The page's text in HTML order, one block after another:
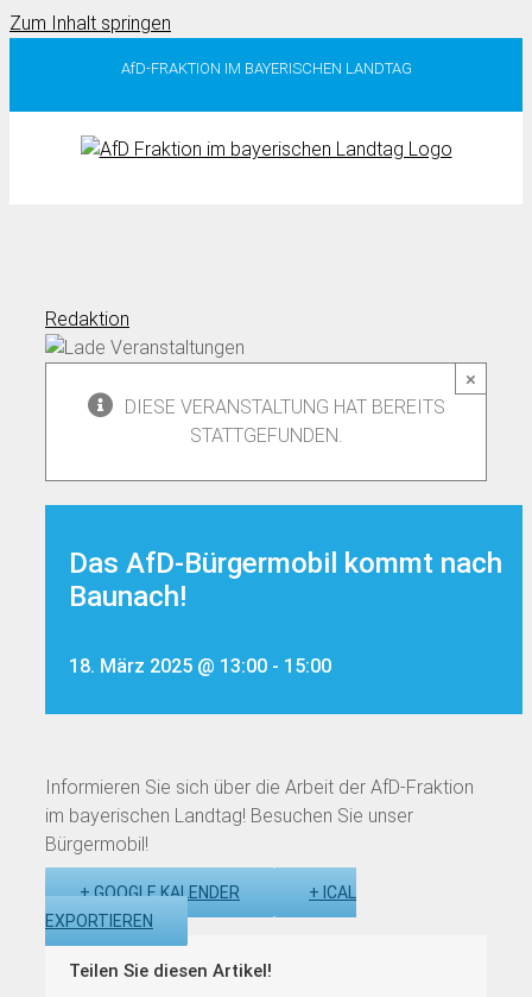
Zum Inhalt springen
AfD-FRAKTION IM BAYERISCHEN LANDTAG
Redaktion
×
DIESE VERANSTALTUNG HAT BEREITS
STATTGEFUNDEN.
Das AfD-Bürgermobil kommt nach
Baunach!
18. März 2025 @ 13:00 - 15:00
Informieren Sie sich über die Arbeit der AfD-Fraktion
im bayerischen Landtag! Besuchen Sie unser
Bürgermobil!
+ GOOGLE KALENDER
+ ICAL
EXPORTIEREN
Teilen Sie diesen Artikel!